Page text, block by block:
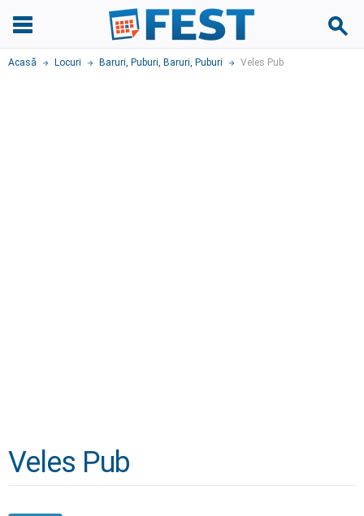
Acasă Locuri Baruri, Puburi, Baruri, Puburi Veles Pub
Veles Pub